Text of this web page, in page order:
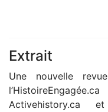
Extrait
Une nouvelle
Activehistory.ca